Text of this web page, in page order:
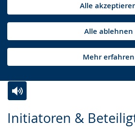
Alle
Alle ablehnen
Mehr erfahren
Initiatoren &
Leichten
Audio-
Video